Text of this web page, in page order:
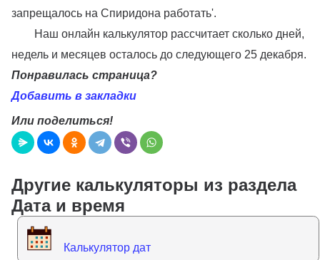
запрещалось на Спиридона работать'.
Наш онлайн калькулятор рассчитает сколько дней,
недель и месяцев осталось до следующего 25 декабря.
Понравилась страница?
Добавить в закладки
Или поделиться!
Другие калькуляторы из раздела
Дата и время
Калькулятор дат